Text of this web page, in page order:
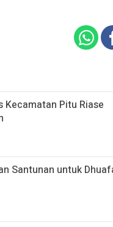
Kecamatan Pitu Riase
Santunan untuk